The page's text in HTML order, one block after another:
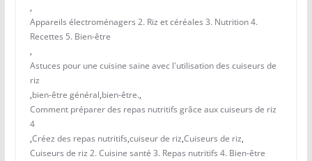
,
Appareils électroménagers 2. Riz et céréales 3. Nutrition 4.
Recettes 5. Bien-être
,
Astuces pour une cuisine saine avec l'utilisation des cuiseurs de
riz
,bien-être général,bien-être.,
Comment préparer des repas nutritifs grâce aux cuiseurs de riz
4
,Créez des repas nutritifs,cuiseur de riz,Cuiseurs de riz,
Cuiseurs de riz 2. Cuisine santé 3. Repas nutritifs 4. Bien-être